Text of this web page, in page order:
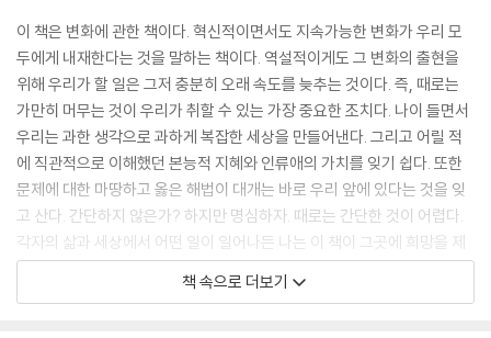
이 책은 변화에 관한 책이다. 혁신적이면서도 지속가능한 변화가 우리 모
두에게 내재한다는 것을 말하는 책이다. 역설적이게도 그 변화의 출현을
위해 우리가 할 일은 그저 충분히 오래 속도를 늦추는 것이다. 즉, 때로는
가만히 머무는 것이 우리가 취할 수 있는 가장 중요한 조치다. 나이 들면서
우리는 과한 생각으로 과하게 복잡한 세상을 만들어낸다. 그리고 어릴 적
에 직관적으로 이해했던 본능적 지혜와 인류애의 가치를 잊기 쉽다. 또한
문제에 대한 마땅하고 옳은 해법이 대개는 바로 우리 앞에 있다는 것을 잊
고 산다. 간단하지 않은가? 하지만 명심하자. 때로는 간단한 것이 어렵다.
각자의 삶과 세상에서 어떤 일이 일어나든 나는 이 책이 그곳에 희망을 제
공하길 희망한다. 하지만 그저 아무 희망이나 주고 싶다는 뜻은 아니다. 현
실에 근거한 희망, 모든 것이 절망적일 때조차 무엇이 가망 있는지 보여주
책 속으로 더보기